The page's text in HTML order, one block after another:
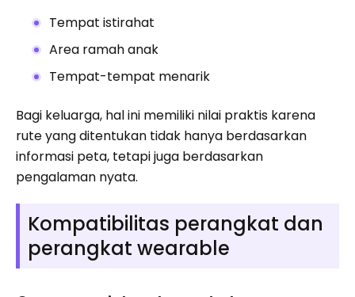
Tempat istirahat
Area ramah anak
Tempat-tempat menarik
Bagi keluarga, hal ini memiliki nilai praktis karena
rute yang ditentukan tidak hanya berdasarkan
informasi peta, tetapi juga berdasarkan
pengalaman nyata.
Kompatibilitas perangkat dan
perangkat wearable